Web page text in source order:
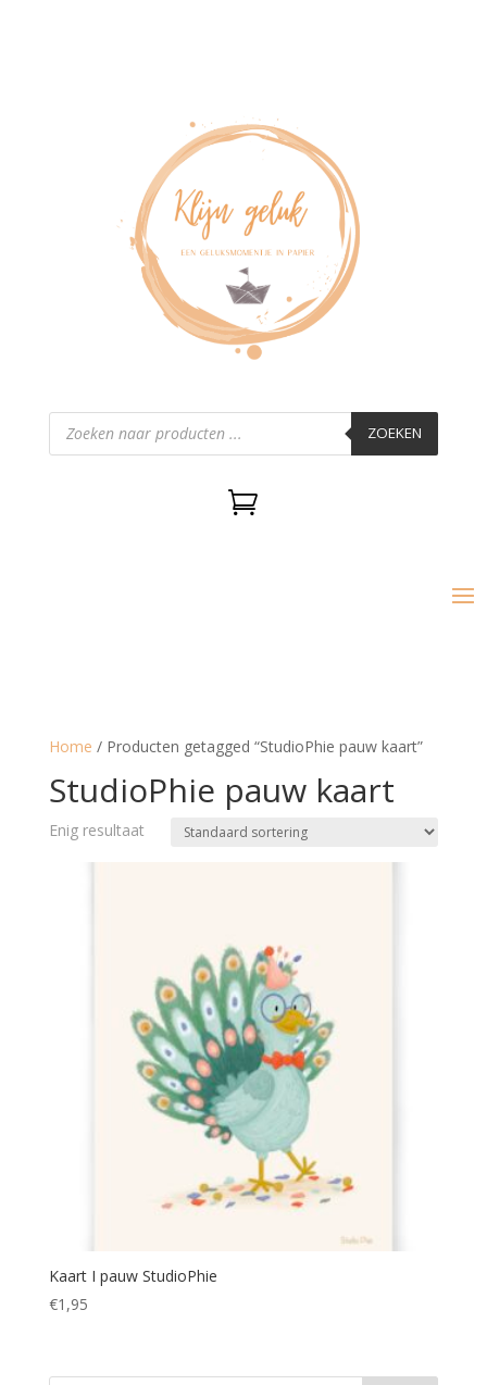
Producten
zoeken ZOEKEN

Home / Producten getagged “StudioPhie pauw kaart”
StudioPhie pauw kaart
Enig resultaat
Kaart I pauw StudioPhie
€1,95